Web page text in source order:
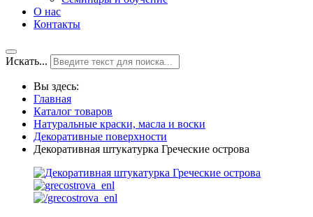
О нас
Контакты
Искать...
Вы здесь:
Главная
Каталог товаров
Натуральные краски, масла и воски
Декоративные поверхности
Декоративная штукатурка Греческие острова